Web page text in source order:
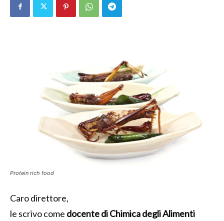
Protein rich food
Caro direttore,
le scrivo come docente di Chimica degli Alimenti